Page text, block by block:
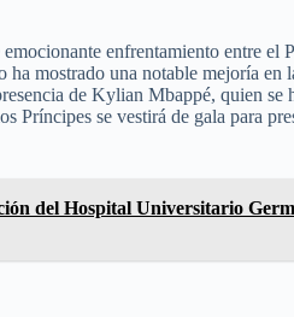
enfrentamiento entre
mostrado una notable mejoría en
de Kylian Mbappé, quien se
Príncipes se vestirá de gala para
del Hospital Universitario